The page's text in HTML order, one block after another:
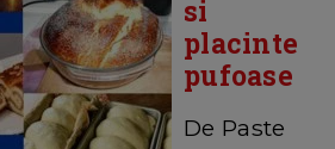
si
placinte
pufoase
De Paste